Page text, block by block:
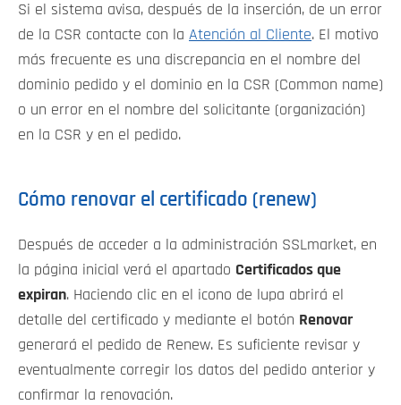
Si el sistema avisa, después de la inserción, de un error
de la CSR contacte con la Atención al Cliente. El motivo
más frecuente es una discrepancia en el nombre del
dominio pedido y el dominio en la CSR (Common name)
o un error en el nombre del solicitante (organización)
en la CSR y en el pedido.
Cómo renovar el certificado (renew)
Después de acceder a la administración SSLmarket, en
la página inicial verá el apartado Certificados que
expiran. Haciendo clic en el icono de lupa abrirá el
detalle del certificado y mediante el botón Renovar
generará el pedido de Renew. Es suficiente revisar y
eventualmente corregir los datos del pedido anterior y
confirmar la renovación.